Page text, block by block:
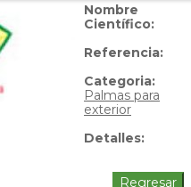
Nombre
Científico:
Referencia:
Categoria:
Palmas para
exterior
Detalles: